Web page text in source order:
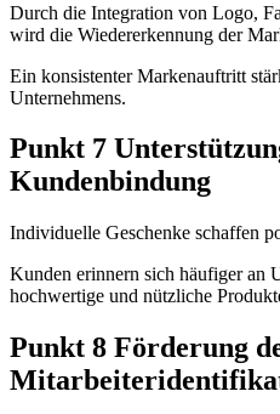
Durch die Integration von Logo,
wird die Wiedererkennung der
Ein konsistenter Markenauftritt
Unternehmens.
Punkt 7
Kundenbindung
Individuelle Geschenke schaffen
Kunden erinnern sich häufiger an
hochwertige und nützliche
Punkt 8 Förderung